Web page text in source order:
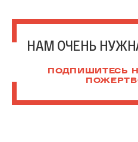
НАМ ОЧЕНЬ
ПОДПИШИТЕСЬ